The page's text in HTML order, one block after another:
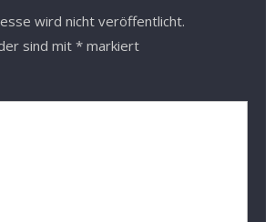
wird nicht veröffentlicht.
sind mit * markiert